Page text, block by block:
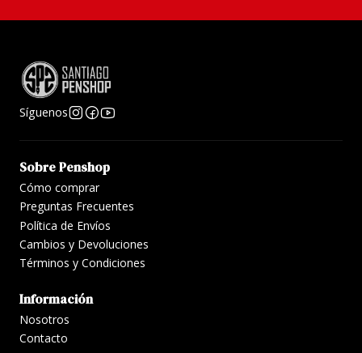
Síguenos
Sobre Penshop
Cómo comprar
Preguntas Frecuentes
Política de Envíos
Cambios y Devoluciones
Términos y Condiciones
Información
Nosotros
Contacto